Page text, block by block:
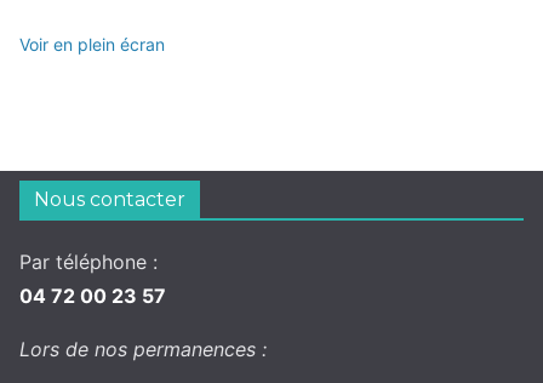
Voir en plein écran
Nous contacter
Par téléphone :
04 72 00 23 57
Lors de nos permanences :